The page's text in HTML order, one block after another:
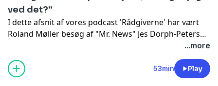
ved det?”
I dette afsnit af vores podcast 'Rådgiverne' har vært
Roland Møller besøg af "Mr. News" Jes Dorph-Petersen
og Kian Sadeghi og MJ fra Ghetto Fitness. Temaet for
dagens dilemmaer er krop og hygiejne. Der er både en
stakkel der skal have hjælp til noget med håndvask, og
en anden der har brug for hjælp til at bremse en
...more
53min Play